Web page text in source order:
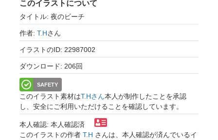
このイラストについて
タイトル: 夜のビーチ
作者: T.Hさん
イラストのID: 22987002
ダウンロード: 206回
SAFETY
このイラスト素材はT.Hさん本人が制作したことを承認
し、安全にご利用いただけることを確認しています。
本人確認: 本人確認済
このイラストの作者 T.H さんは、本人確認が済んでいるイ